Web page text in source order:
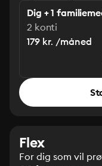
Dig + 1
2 konti
179 kr. /måned
Flex
For dig som vil